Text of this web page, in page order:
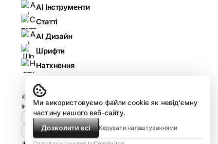
AI Інструменти
Статті
AI Дизайн
Шрифти
Натхнення
© 2026
інструменти, гайди, огляди.
🤘🏻 Design HUB by Komarov
Реклама та співпраця
Про проєкт
Ми використовуємо файли cookie як невід'ємну
частину нашого веб-сайту.
Дозволити всі
Керувати налаштуваннями